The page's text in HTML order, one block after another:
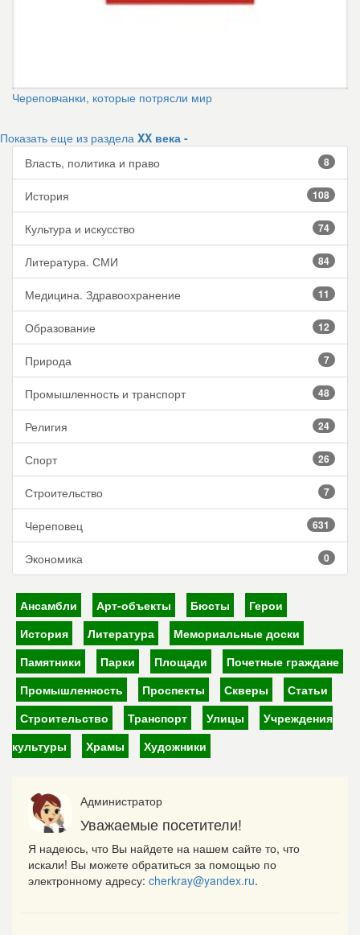
Череповчанки, которые потрясли мир
Показать еще из раздела XX века -
Власть, политика и право
8
История 108
Культура и искусство 74
Литература. СМИ 84
Медицина. Здравоохранение 11
Образование 12
Природа 7
Промышленность и транспорт 48
Религия 24
Спорт 26
Строительство 7
Череповец 631
Экономика 0
Ансамбли Арт-объекты Бюсты
Герои
История
Литература
Мемориальные доски
Памятники
Парки Площади
Почетные граждане
Промышленность
Проспекты Скверы
Статьи
Строительство
Транспорт Улицы
Учреждения
культуры
Храмы Художники
Администратор
Уважаемые посетители!
Я надеюсь, что Вы найдете на нашем сайте то, что
искали! Вы можете обратиться за помощью по
электронному адресу: cherkray@yandex.ru.